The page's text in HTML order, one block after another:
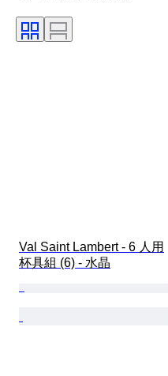
Val Saint Lambert - 6 人用
杯具組 (6) - 水晶